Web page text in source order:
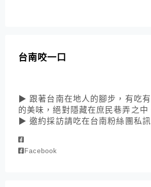
台南咬一口
▶ 跟著台南在地人的腳步，有吃
的美味，絕對隱藏在庶民巷弄之中
▶ 邀約採訪請吃在台南粉絲團私訊
Facebook